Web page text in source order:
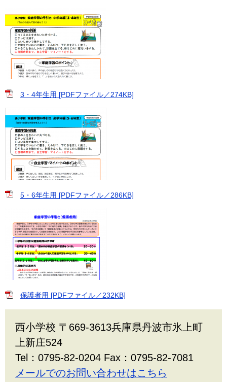
3・4年生用 [PDFファイル／274KB]
5・6年生用 [PDFファイル／286KB]
保護者用 [PDFファイル／232KB]
西小学校 〒669-3613兵庫県丹波市氷上町
上新庄524
Tel：0795-82-0204 Fax：0795-82-7081
メールでのお問い合わせはこちら